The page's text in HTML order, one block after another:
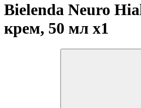
Bielenda Neuro
крем, 50 мл x1